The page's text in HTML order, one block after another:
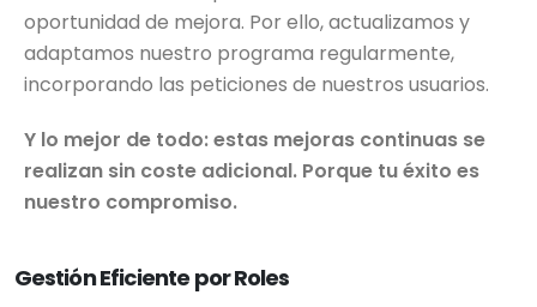
oportunidad de mejora. Por ello, actualizamos y
adaptamos nuestro programa regularmente,
incorporando las peticiones de nuestros usuarios.
Y lo mejor de todo: estas mejoras continuas se
realizan sin coste adicional. Porque tu éxito es
nuestro compromiso.
Gestión Eficiente por Roles